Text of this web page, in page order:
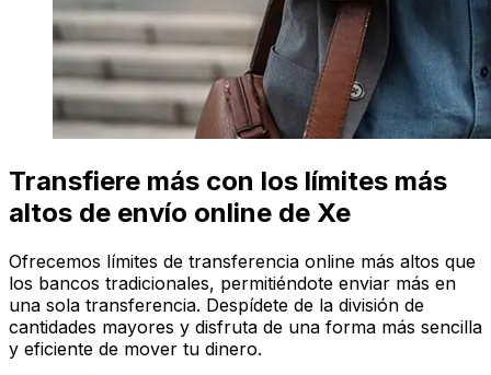
Transfiere más con los límites más
altos de envío online de Xe
Ofrecemos límites de transferencia online más altos que
los bancos tradicionales, permitiéndote enviar más en
una sola transferencia. Despídete de la división de
cantidades mayores y disfruta de una forma más sencilla
y eficiente de mover tu dinero.